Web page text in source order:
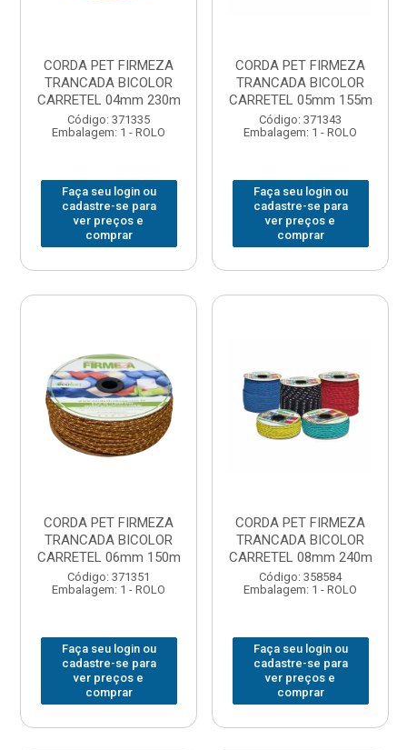
CORDA PET FIRMEZA
TRANCADA BICOLOR
CARRETEL 04mm 230m
Código: 371335
Embalagem: 1 - ROLO
Faça seu login ou
cadastre-se para
ver preços e
comprar
CORDA PET FIRMEZA
TRANCADA BICOLOR
CARRETEL 05mm 155m
Código: 371343
Embalagem: 1 - ROLO
Faça seu login ou
cadastre-se para
ver preços e
comprar
CORDA PET FIRMEZA
TRANCADA BICOLOR
CARRETEL 06mm 150m
Código: 371351
Embalagem: 1 - ROLO
Faça seu login ou
cadastre-se para
ver preços e
comprar
CORDA PET FIRMEZA
TRANCADA BICOLOR
CARRETEL 08mm 240m
Código: 358584
Embalagem: 1 - ROLO
Faça seu login ou
cadastre-se para
ver preços e
comprar